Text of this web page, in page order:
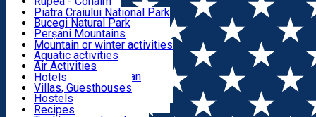
ACTIVE TOURISM
ACCOMMODATION
CULTURAL HERITAGE
ECO Destinations
Piatra Craiului National Park
Bucegi Natural Park
Perșani Mountains
Făgăraș Mountains
Postăvarul Peak
Măgura Codlei
Ciucaș Mountains
Protected areas
Other natural attractions
Speoturism
Mountain or winter activities
Aquatic activities
Air Activities
Adventure, Equestrian
Cycling, Running
Other activities
Hotels
Villas, Guesthouses
Hostels
Cottages
Recipes